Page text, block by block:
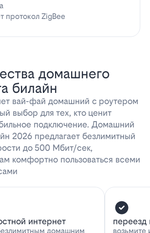
протокол ZigBee
домашнего
билайн
вай-фай домашний с роутером
выбор для тех, кто ценит
подключение. Домашний
2026 предлагает безлимитный
до 500 Мбит/сек,
комфортно пользоваться всеми
интернет
домашним
переезд
возьмите